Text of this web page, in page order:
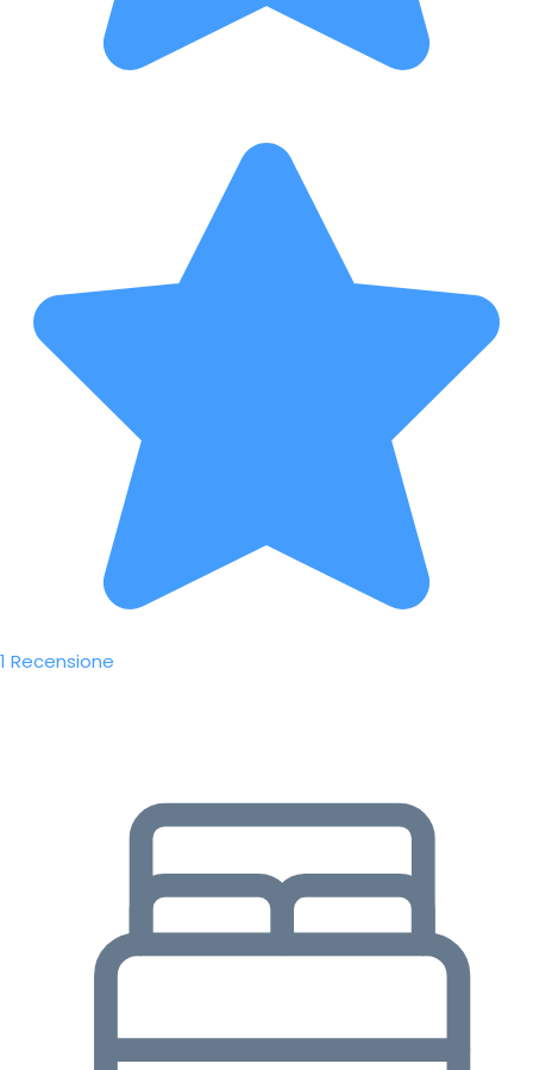
1 Recensione